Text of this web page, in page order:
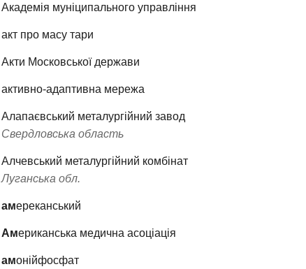
Академія муніципального управління
акт про масу тари
Акти Московської держави
активно-адаптивна мережа
Алапаєвський металургійний завод
Свердловська область
Алчевський металургійний комбінат
Луганська обл.
амереканський
Американська медична асоціація
амонійфосфат